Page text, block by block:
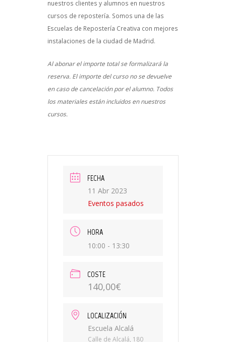
nuestros clientes y alumnos en nuestros
cursos de repostería. Somos una de las
Escuelas de Repostería Creativa con mejores
instalaciones de la ciudad de Madrid.
Al abonar el importe total se formalizará la
reserva. El importe del curso no se devuelve
en caso de cancelación por el alumno. Todos
los materiales están incluidos en nuestros
cursos.
FECHA
11 Abr 2023
Eventos pasados
HORA
10:00 - 13:30
COSTE
140,00€
LOCALIZACIÓN
Escuela Alcalá
Calle de Alcalá, 180